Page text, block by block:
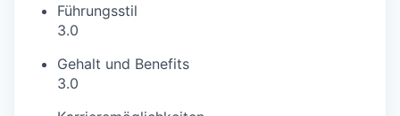
Führungsstil
3.0
Gehalt und Benefits
3.0